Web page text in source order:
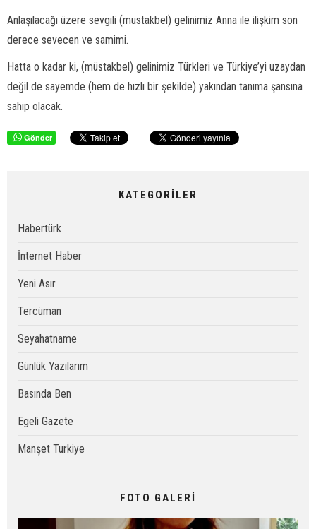
Anlaşılacağı üzere sevgili (müstakbel) gelinimiz Anna ile ilişkim son
derece sevecen ve samimi.
Hatta o kadar ki, (müstakbel) gelinimiz Türkleri ve Türkiye’yi uzaydan
değil de sayemde (hem de hızlı bir şekilde) yakından tanıma şansına
sahip olacak.
Gönder
KATEGORİLER
Habertürk
İnternet Haber
Yeni Asır
Tercüman
Seyahatname
Günlük Yazılarım
Basında Ben
Egeli Gazete
Manşet Turkiye
FOTO GALERİ